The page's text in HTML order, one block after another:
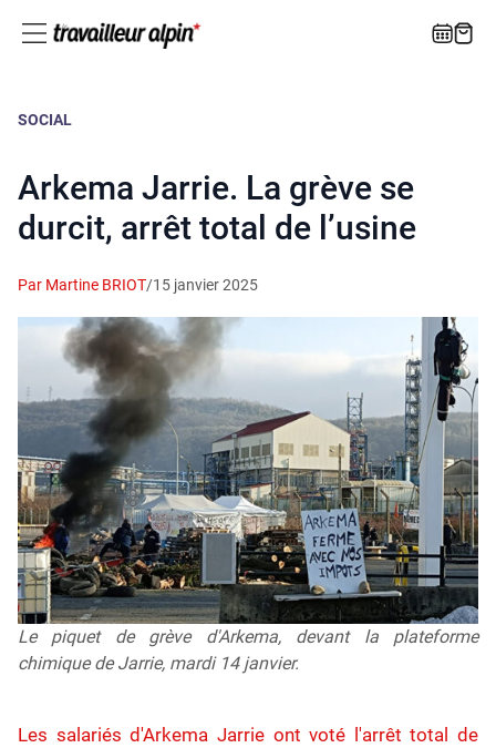
SOCIAL
Arkema Jarrie. La grève se
durcit, arrêt total de l’usine
Par Martine BRIOT/15 janvier 2025
Le piquet de grève d'Arkema, devant la plateforme
chimique de Jarrie, mardi 14 janvier.
Les salariés d'Arkema Jarrie ont voté l'arrêt total de